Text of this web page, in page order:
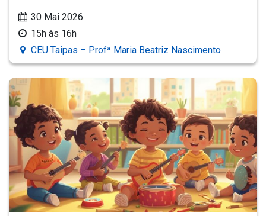
30 Mai 2026
15h às 16h
CEU Taipas – Profª Maria Beatriz Nascimento